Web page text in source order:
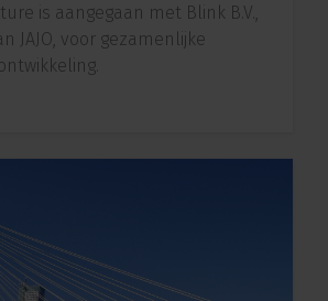
is aangegaan met Blink B.V.,
JAJO, voor gezamenlijke